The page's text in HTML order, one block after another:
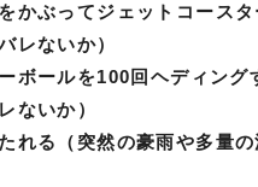
かぶってジェットコース
レないか）
ボールを100回ヘディング
ないか）
れる（突然の豪雨や多量